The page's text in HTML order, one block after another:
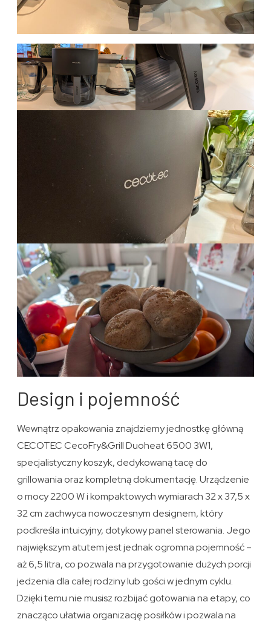
Design i pojemność
Wewnątrz opakowania znajdziemy jednostkę główną
CECOTEC CecoFry&Grill Duoheat 6500 3W1,
specjalistyczny koszyk, dedykowaną tacę do
grillowania oraz kompletną dokumentację. Urządzenie
o mocy 2200 W i kompaktowych wymiarach 32 x 37,5 x
32 cm zachwyca nowoczesnym designem, który
podkreśla intuicyjny, dotykowy panel sterowania. Jego
największym atutem jest jednak ogromna pojemność –
aż 6,5 litra, co pozwala na przygotowanie dużych porcji
jedzenia dla całej rodziny lub gości w jednym cyklu.
Dzięki temu nie musisz rozbijać gotowania na etapy, co
znacząco ułatwia organizację posiłków i pozwala na